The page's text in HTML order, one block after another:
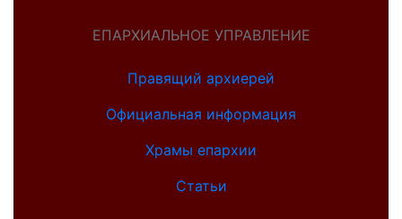
ЕПАРХИАЛЬНОЕ УПРАВЛЕНИЕ
Правящий архиерей
Официальная информация
Храмы епархии
Статьи